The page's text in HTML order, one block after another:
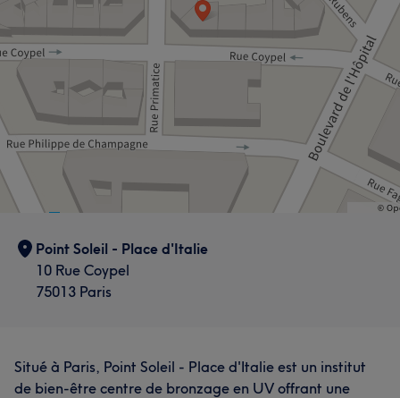
Point Soleil - Place d'Italie
10 Rue Coypel
75013 Paris
Situé à Paris, Point Soleil - Place d'Italie est un institut
de bien-être centre de bronzage en UV offrant une